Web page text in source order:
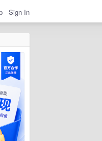
Sign In